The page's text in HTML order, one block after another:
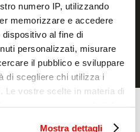
numero IP, utilizzando
memorizzare e accedere
al fine di
personalizzati, misurare
il pubblico e sviluppare
di scegliere chi utilizza i
Le vostre scelte in materia di
Mostra dettagli
e autorizzo il trattamento dei
di marketing